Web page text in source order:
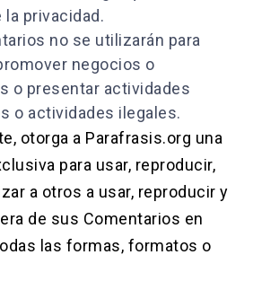
la privacidad.
no se utilizarán para
negocios o
o presentar actividades
o actividades ilegales.
otorga a Parafrasis.org una
para usar, reproducir,
a otros a usar, reproducir y
de sus Comentarios en
las formas, formatos o